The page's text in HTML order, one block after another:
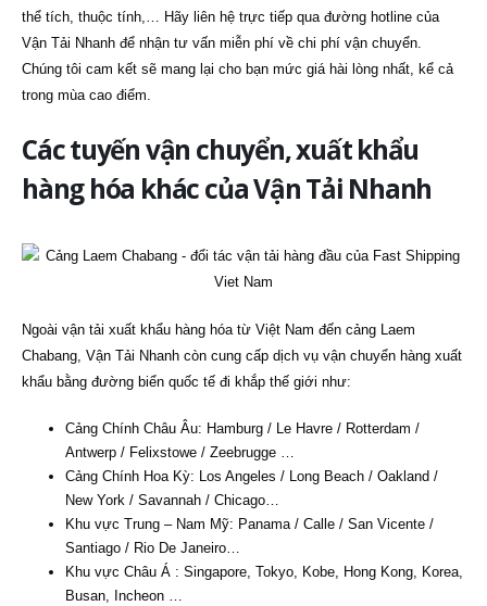
thể tích, thuộc tính,… Hãy liên hệ trực tiếp qua đường hotline của
Vận Tải Nhanh để nhận tư vấn miễn phí về chi phí vận chuyển.
Chúng tôi cam kết sẽ mang lại cho bạn mức giá hài lòng nhất, kể cả
trong mùa cao điểm.
Các tuyến vận chuyển, xuất khẩu
hàng hóa khác của Vận Tải Nhanh
Ngoài vận tải xuất khẩu hàng hóa từ Việt Nam đến cảng Laem
Chabang, Vận Tải Nhanh còn cung cấp dịch vụ vận chuyển hàng xuất
khẩu bằng đường biển quốc tế đi khắp thế giới như:
Cảng Chính Châu Âu: Hamburg / Le Havre / Rotterdam /
Antwerp / Felixstowe / Zeebrugge …
Cảng Chính Hoa Kỳ: Los Angeles / Long Beach / Oakland /
New York / Savannah / Chicago…
Khu vực Trung – Nam Mỹ: Panama / Calle / San Vicente /
Santiago / Rio De Janeiro…
Khu vực Châu Á : Singapore, Tokyo, Kobe, Hong Kong, Korea,
Busan, Incheon …